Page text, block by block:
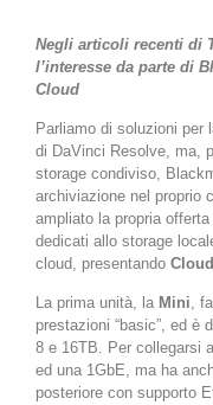
Negli articoli recenti di
l’interesse da parte di
Cloud
Parliamo di soluzioni per
di DaVinci Resolve, ma,
storage condiviso,
archiviazione nel proprio
ampliato la propria
dedicati allo storage
cloud, presentando
La prima unità, la Mini,
prestazioni “basic”, ed è
8 e 16TB. Per collegarsi
ed una 1GbE, ma ha
posteriore con supporto